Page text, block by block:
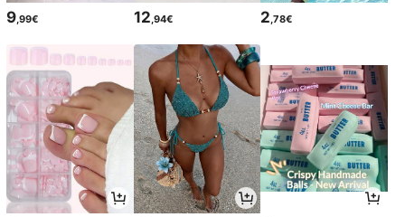
9,99€ 12,94€ 2,78€